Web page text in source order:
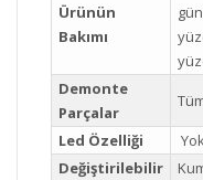
Ürünün
Bakımı
Demonte
Parçalar
Led Özelliği
Değiştirilebilir